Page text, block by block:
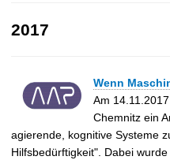
2017
Wenn
Am
Chemnitz ein
agierende, kognitive Systeme
Hilfsbedürftigkeit". Dabei